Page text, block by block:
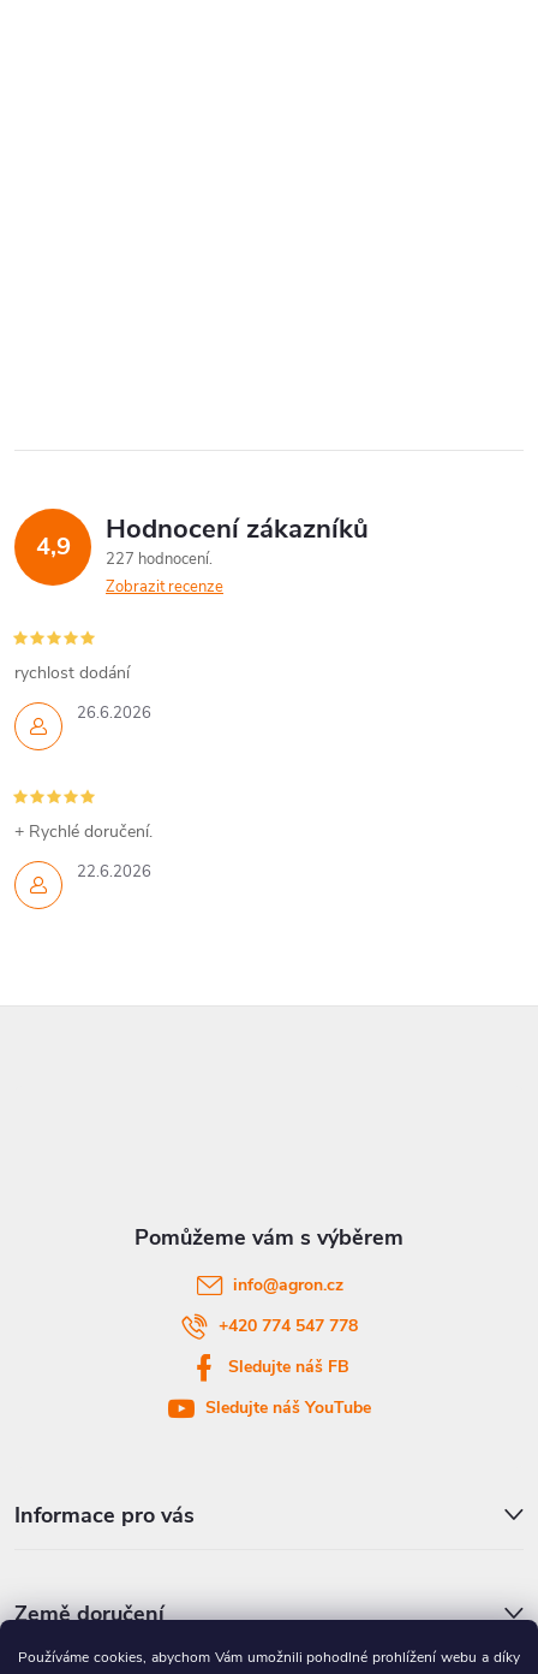
Používáme cookies, abychom Vám umožnili pohodlné prohlížení webu a díky
4,9 Hodnocení zákazníků
227 hodnocení
Zobrazit recenze
26.6.2026
rychlost dodání
22.6.2026
+ Rychlé doručení.
Informace pro vás
Země doručení
info@agron.cz
+420 774 547 778
Sledujte náš FB
Sledujte náš YouTube